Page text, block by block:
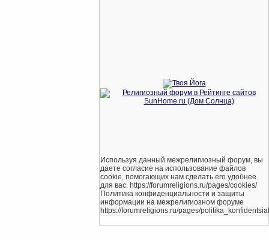
Используя данный межрелигиозный форум, вы
даете согласие на использование файлов
cookie, помогающих нам сделать его удобнее
для вас. https://forumreligions.ru/pages/cookies/
Политика конфиденциальности и защиты
информации на межрелигиозном форуме
https://forumreligions.ru/pages/